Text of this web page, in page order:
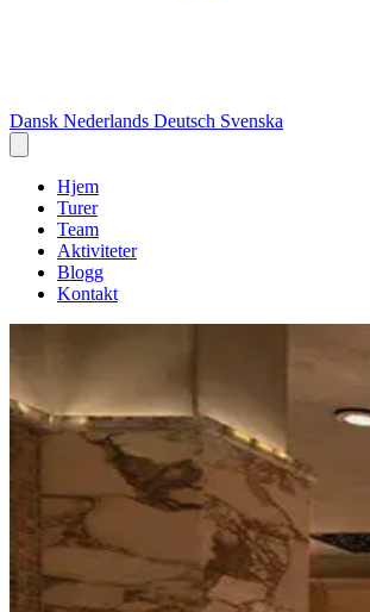
Dansk Nederlands Deutsch Svenska
Hjem
Turer
Team
Aktiviteter
Blogg
Kontakt